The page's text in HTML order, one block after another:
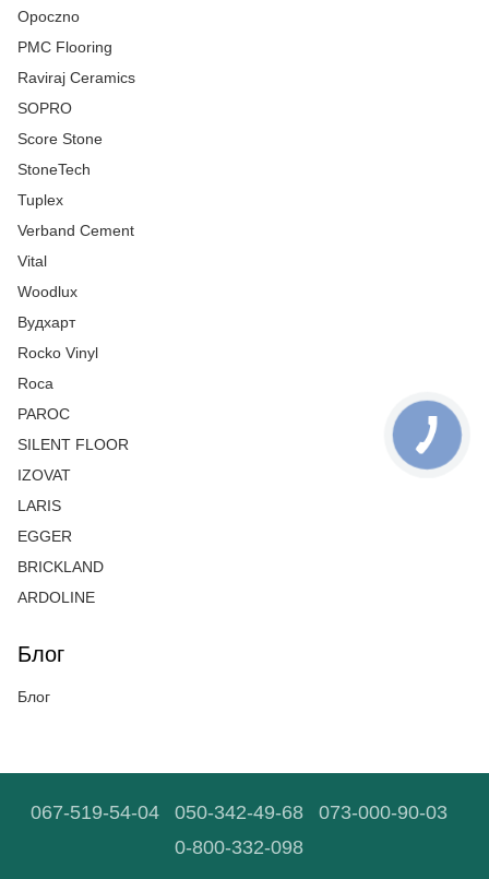
Opoczno
PMC Flooring
Raviraj Ceramics
SOPRO
Score Stone
StoneTech
Tuplex
Verband Cement
Vital
Woodlux
Вудхарт
Rocko Vinyl
Roca
PAROC
SILENT FLOOR
IZOVAT
LARIS
EGGER
BRICKLAND
ARDOLINE
Блог
Блог
067-519-54-04 050-342-49-68
073-000-90-03
0-800-332-098